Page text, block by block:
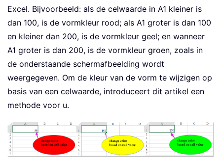
Excel. Bijvoorbeeld: als de celwaarde in A1 kleiner is
dan 100, is de vormkleur rood; als A1 groter is dan 100
en kleiner dan 200, is de vormkleur geel; en wanneer
A1 groter is dan 200, is de vormkleur groen, zoals in
de onderstaande schermafbeelding wordt
weergegeven. Om de kleur van de vorm te wijzigen op
basis van een celwaarde, introduceert dit artikel een
methode voor u.